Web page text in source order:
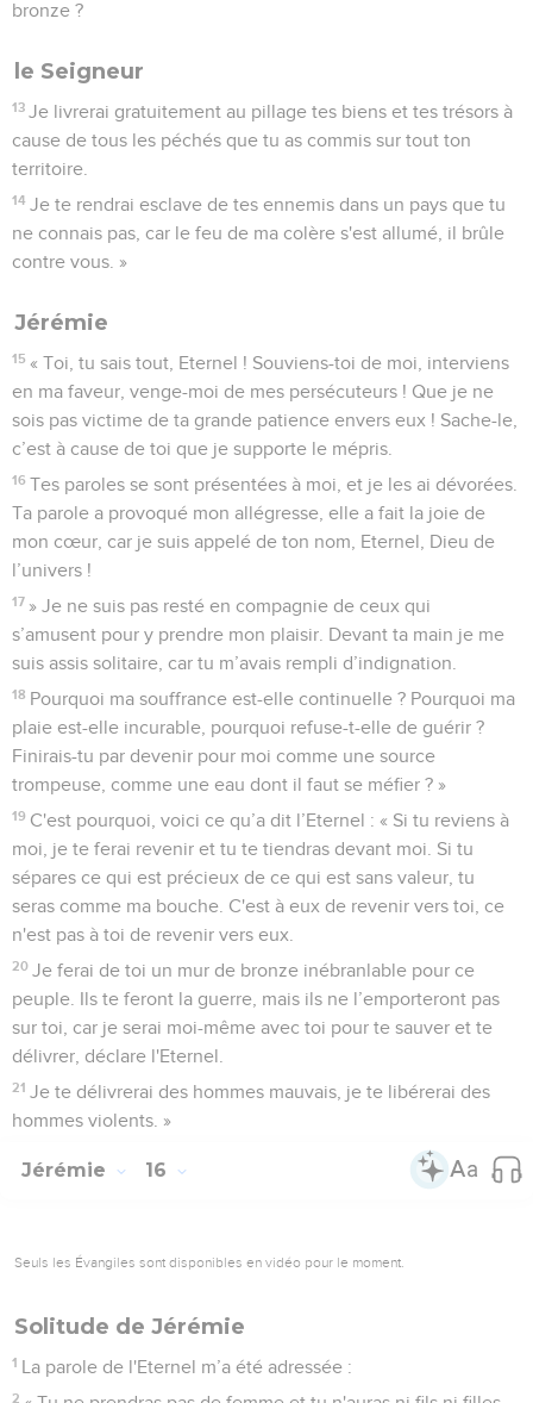
bronze ?
le Seigneur
13 Je livrerai gratuitement au pillage tes biens et tes trésors à
cause de tous les péchés que tu as commis sur tout ton
territoire.
14 Je te rendrai esclave de tes ennemis dans un pays que tu
ne connais pas, car le feu de ma colère s'est allumé, il brûle
contre vous. »
Jérémie
15 « Toi, tu sais tout, Eternel ! Souviens-toi de moi, interviens
en ma faveur, venge-moi de mes persécuteurs ! Que je ne
sois pas victime de ta grande patience envers eux ! Sache-le,
c’est à cause de toi que je supporte le mépris.
16 Tes paroles se sont présentées à moi, et je les ai dévorées.
Ta parole a provoqué mon allégresse, elle a fait la joie de
mon cœur, car je suis appelé de ton nom, Eternel, Dieu de
l’univers !
17 » Je ne suis pas resté en compagnie de ceux qui
s’amusent pour y prendre mon plaisir. Devant ta main je me
suis assis solitaire, car tu m’avais rempli d’indignation.
18 Pourquoi ma souffrance est-elle continuelle ? Pourquoi ma
plaie est-elle incurable, pourquoi refuse-t-elle de guérir ?
Finirais-tu par devenir pour moi comme une source
trompeuse, comme une eau dont il faut se méfier ? »
19 C'est pourquoi, voici ce qu’a dit l’Eternel : « Si tu reviens à
moi, je te ferai revenir et tu te tiendras devant moi. Si tu
sépares ce qui est précieux de ce qui est sans valeur, tu
seras comme ma bouche. C'est à eux de revenir vers toi, ce
n'est pas à toi de revenir vers eux.
20 Je ferai de toi un mur de bronze inébranlable pour ce
peuple. Ils te feront la guerre, mais ils ne l’emporteront pas
sur toi, car je serai moi-même avec toi pour te sauver et te
délivrer, déclare l'Eternel.
21 Je te délivrerai des hommes mauvais, je te libérerai des
hommes violents. »
Jérémie 16
Seuls les Évangiles sont disponibles en vidéo pour le moment.
Solitude de Jérémie
1 La parole de l'Eternel m’a été adressée :
2